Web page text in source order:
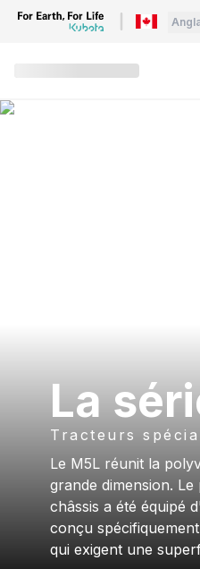
La
Tracteurs
Le M5L réunit la
grande dimension.
châssis a été équipé
conçu
qui exigent une